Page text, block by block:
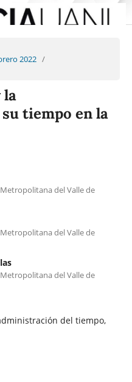
2022 /
la
tiempo en la
del Valle de
del Valle de
del Valle de
del tiempo,